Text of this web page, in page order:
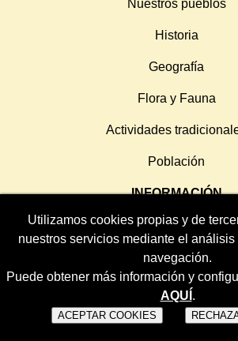
Nuestros pueblos
Historia
Geografía
Flora y Fauna
Actividades
Población
INFORMACIÓN
Aviso Legal
Política de Privacidad
Política de Cookies
Utilizamos cookies propias y de
nuestros servicios mediante el
navegación.
Puede obtener más información y
AQUÍ .
ACEPTAR COOKIES